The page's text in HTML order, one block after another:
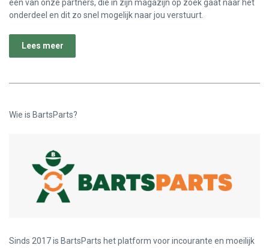
één van onze partners, die in zijn magazijn op zoek gaat naar het
onderdeel en dit zo snel mogelijk naar jou verstuurt.
Lees meer
Wie is BartsParts?
Sinds 2017 is BartsParts het platform voor incourante en moeilijk